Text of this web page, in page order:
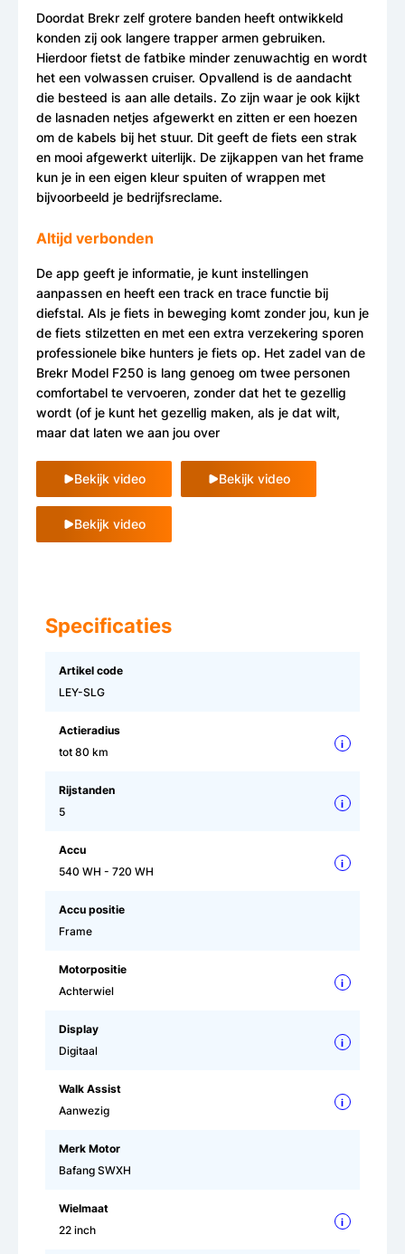
Doordat Brekr zelf grotere banden heeft ontwikkeld
konden zij ook langere trapper armen gebruiken.
Hierdoor fietst de fatbike minder zenuwachtig en wordt
het een volwassen cruiser. Opvallend is de aandacht
die besteed is aan alle details. Zo zijn waar je ook kijkt
de lasnaden netjes afgewerkt en zitten er een hoezen
om de kabels bij het stuur. Dit geeft de fiets een strak
en mooi afgewerkt uiterlijk. De zijkappen van het frame
kun je in een eigen kleur spuiten of wrappen met
bijvoorbeeld je bedrijfsreclame.
Altijd verbonden
De app geeft je informatie, je kunt instellingen
aanpassen en heeft een track en trace functie bij
diefstal. Als je fiets in beweging komt zonder jou, kun je
de fiets stilzetten en met een extra verzekering sporen
professionele bike hunters je fiets op. Het zadel van de
Brekr Model F250 is lang genoeg om twee personen
comfortabel te vervoeren, zonder dat het te gezellig
wordt (of je kunt het gezellig maken, als je dat wilt,
maar dat laten we aan jou over
Bekijk video Bekijk video
Bekijk video
Specificaties
Artikel code
LEY-SLG
Actieradius
tot 80 km
i
Rijstanden
5
i
Accu
540 WH - 720 WH
i
Accu positie
Frame
Motorpositie
Achterwiel
i
Display
Digitaal
i
Walk Assist
Aanwezig
i
Merk Motor
Bafang SWXH
Wielmaat
22 inch
i